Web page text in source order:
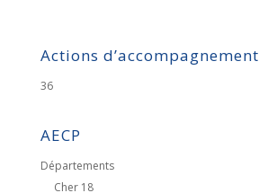
Actions d’accompagnement
36
AECP
Départements
Cher 18